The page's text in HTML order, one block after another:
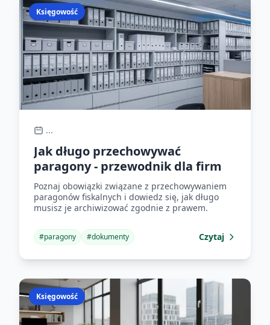
Księgowość
...
Jak długo przechowywać
paragony - przewodnik dla firm
Poznaj obowiązki związane z przechowywaniem
paragonów fiskalnych i dowiedz się, jak długo
musisz je archiwizować zgodnie z prawem.
#paragony #dokumenty Czytaj
Księgowość